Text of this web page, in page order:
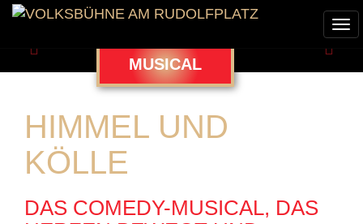
Zurück MUSICAL
HIMMEL UND
KÖLLE
DAS COMEDY-MUSICAL, DAS